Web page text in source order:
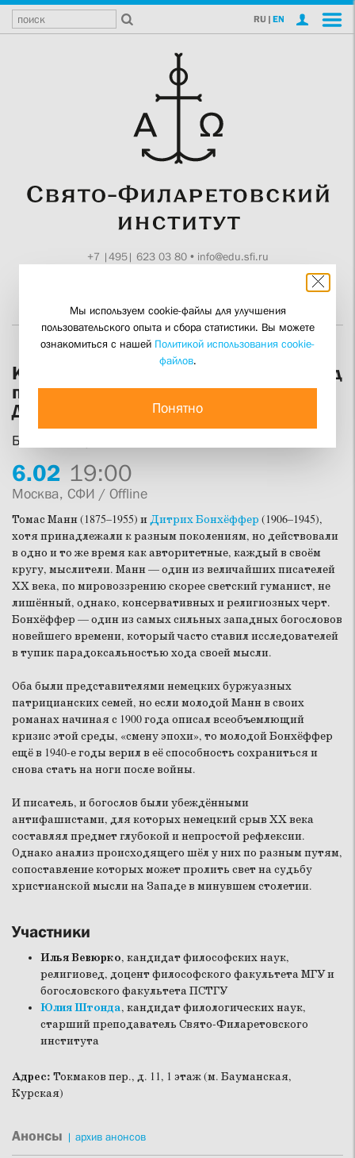
RU | EN
+7 |495| 623 03 80• info@edu.sfi.ru
Катастрофа Германии ХХ века. Взгляд
писателя Томаса Манна и богослова
Дитриха Бонхёффера
Беседа в Клубе «В поисках смысла»
6.02 19:00
Москва, СФИ / Offline
Томас Манн (1875–1955) иДитрих Бонхёффер (1906–1945),
хотя принадлежали к разным поколениям, но действовали
в одно и то же время как авторитетные, каждый в своём
кругу, мыслители. Манн — один из величайших писателей
ХХ века, по мировоззрению скорее светский гуманист, не
лишённый, однако, консервативных и религиозных черт.
Бонхёффер — один из самых сильных западных богословов
новейшего времени, который часто ставил исследователей
в тупик парадоксальностью хода своей мысли.
Оба были представителями немецких буржуазных
патрицианских семей, но если молодой Манн в своих
романах начиная с 1900 года описал всеобъемлющий
кризис этой среды, «смену эпохи», то молодой Бонхёффер
ещё в 1940-е годы верил в её способность сохраниться и
снова стать на ноги после войны.
И писатель, и богослов были убеждёнными
антифашистами, для которых немецкий срыв ХХ века
составлял предмет глубокой и непростой рефлексии.
Однако анализ происходящего шёл у них по разным путям,
сопоставление которых может пролить свет на судьбу
христианской мысли на Западе в минувшем столетии.
Участники
Илья Вевюрко, кандидат философских наук,
религиовед, доцент философского факультета МГУ и
богословского факультета ПСТГУ
Юлия Штонда, кандидат филологических наук,
старший преподаватель Свято-Филаретовского
института
Адрес: Токмаков пер., д. 11, 1 этаж (м. Бауманская,
Курская)
Анонсы | архив анонсов
Мы используем cookie-файлы для улучшения
пользовательского опыта и сбора статистики. Вы можете
ознакомиться с нашей Политикой использования cookie-
файлов.
Понятно